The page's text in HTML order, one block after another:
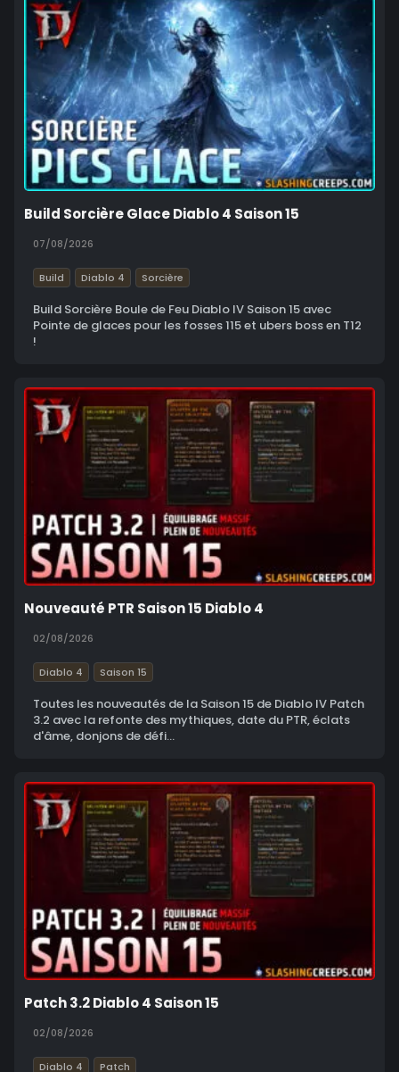
Build Sorcière Glace Diablo 4 Saison 15
07/08/2026
Build Diablo 4 Sorcière
Build Sorcière Boule de Feu Diablo IV Saison 15 avec
Pointe de glaces pour les fosses 115 et ubers boss en T12
!
Nouveauté PTR Saison 15 Diablo 4
02/08/2026
Diablo 4 Saison 15
Toutes les nouveautés de la Saison 15 de Diablo IV Patch
3.2 avec la refonte des mythiques, date du PTR, éclats
d'âme, donjons de défi...
Patch 3.2 Diablo 4 Saison 15
02/08/2026
Diablo 4 Patch